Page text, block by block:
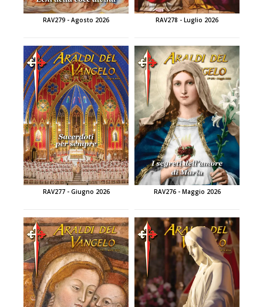
RAV279 - Agosto 2026 RAV278 - Luglio 2026
RAV277 - Giugno 2026 RAV276 - Maggio 2026